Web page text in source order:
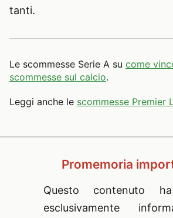
tanti.
Le scommesse Serie A su come
scommesse sul calcio.
Leggi anche le scommesse Premier
Promemoria
Questo contenuto
esclusivamente